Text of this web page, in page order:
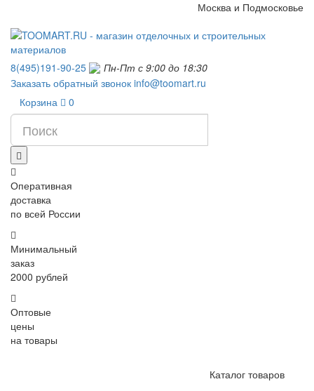
Москва и Подмосковье
8(495)191-90-25
Пн-Пт с 9:00 до 18:30
Заказать обратный звонок info@toomart.ru
Корзина
0
Оперативная
доставка
по всей России
Минимальный
заказ
2000 рублей
Оптовые
цены
на товары
Каталог товаров